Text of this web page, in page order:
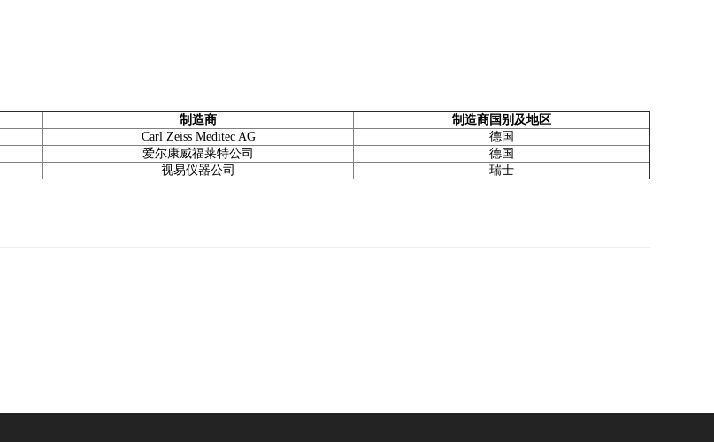
制造商
制造商国别及地区
Carl Zeiss Meditec AG
德国
爱尔康威福莱特公司
德国
视易仪器公司 瑞士